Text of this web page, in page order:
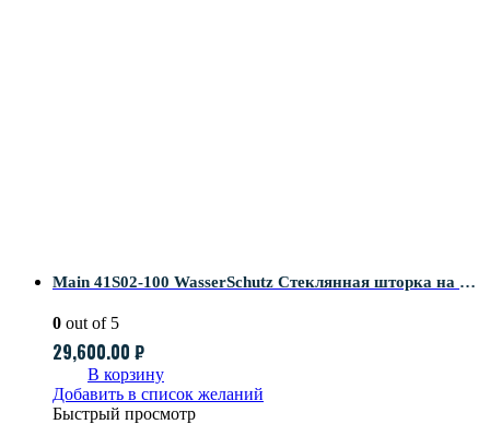
Main 41S02-100 WasserSchutz Стеклянная шторка на ванну
0 out of 5
29,600.00 ₽
В корзину
Добавить в список желаний
Быстрый просмотр